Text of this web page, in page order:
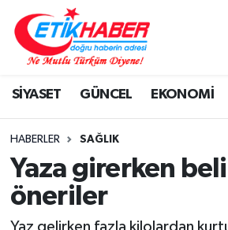
SİYASET GÜNCEL EKONOMİ
HABERLER SAĞLIK
Yaza girerken
öneriler
BİLİM-TEKNOLOJİ
DIŞ POLİTİKA
DÜNYA
EĞİTİM GENÇLİK
EKONOMİ
Nöbetçi Eczaneler
Hava Durumu
İstanbul Namaz Vakitleri
Trafik Durumu
Süper Lig Puan Durumu ve